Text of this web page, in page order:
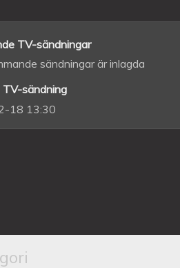
TV-sändningar
sändningar är inlagda
sändning
18 13:30